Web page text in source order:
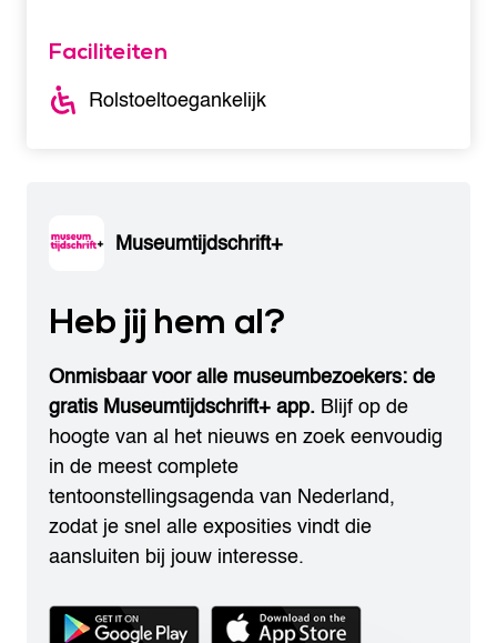
Faciliteiten
Rolstoeltoegankelijk
Museumtijdschrift+
Heb jij hem al?
Onmisbaar voor alle museumbezoekers: de
gratis Museumtijdschrift+ app. Blijf op de
hoogte van al het nieuws en zoek eenvoudig
in de meest complete
tentoonstellingsagenda van Nederland,
zodat je snel alle exposities vindt die
aansluiten bij jouw interesse.